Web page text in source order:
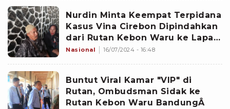
Nurdin Minta Keempat Terpidana
Kasus Vina Cirebon Dipindahkan
dari Rutan Kebon Waru ke Lapas
Cirebon, Ternyata Ini Alasannya...
Nasional 16/07/2024 - 16:48
Buntut Viral Kamar "VIP" di
Rutan, Ombudsman Sidak ke
Rutan Kebon Waru BandungÂ